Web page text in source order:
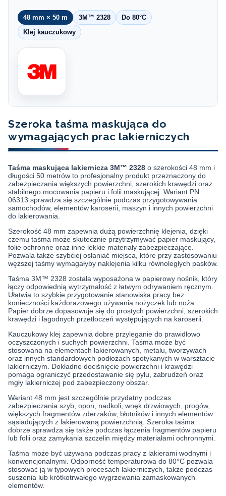
48 mm × 50 m 3M™ 2328
Do 80°C
Klej kauczukowy
Szeroka taśma maskująca do
wymagających prac lakierniczych
Taśma maskująca lakiernicza 3M™ 2328 o szerokości 48 mm i
długości 50 metrów to profesjonalny produkt przeznaczony do
zabezpieczania większych powierzchni, szerokich krawędzi oraz
stabilnego mocowania papieru i folii maskującej. Wariant PN
06313 sprawdza się szczególnie podczas przygotowywania
samochodów, elementów karoserii, maszyn i innych powierzchni
do lakierowania.
Szerokość 48 mm zapewnia dużą powierzchnię klejenia, dzięki
czemu taśma może skutecznie przytrzymywać papier maskujący,
folie ochronne oraz inne lekkie materiały zabezpieczające.
Pozwala także szybciej osłaniać miejsca, które przy zastosowaniu
węższej taśmy wymagałyby naklejenia kilku równoległych pasków.
Taśma 3M™ 2328 została wyposażona w papierowy nośnik, który
łączy odpowiednią wytrzymałość z łatwym odrywaniem ręcznym.
Ułatwia to szybkie przygotowanie stanowiska pracy bez
konieczności każdorazowego używania nożyczek lub noża.
Papier dobrze dopasowuje się do prostych powierzchni, szerokich
krawędzi i łagodnych przetłoczeń występujących na karoserii.
Kauczukowy klej zapewnia dobre przyleganie do prawidłowo
oczyszczonych i suchych powierzchni. Taśma może być
stosowana na elementach lakierowanych, metalu, tworzywach
oraz innych standardowych podłożach spotykanych w warsztacie
lakierniczym. Dokładne dociśnięcie powierzchni i krawędzi
pomaga ograniczyć przedostawanie się pyłu, zabrudzeń oraz
mgły lakierniczej pod zabezpieczony obszar.
Wariant 48 mm jest szczególnie przydatny podczas
zabezpieczania szyb, opon, nadkoli, wnęk drzwiowych, progów,
większych fragmentów zderzaków, błotników i innych elementów
sąsiadujących z lakierowaną powierzchnią. Szeroka taśma
dobrze sprawdza się także podczas łączenia fragmentów papieru
lub folii oraz zamykania szczelin między materiałami ochronnymi.
Taśma może być używana podczas pracy z lakierami wodnymi i
konwencjonalnymi. Odporność temperaturowa do 80°C pozwala
stosować ją w typowych procesach lakierniczych, także podczas
suszenia lub krótkotrwałego wygrzewania zamaskowanych
elementów.